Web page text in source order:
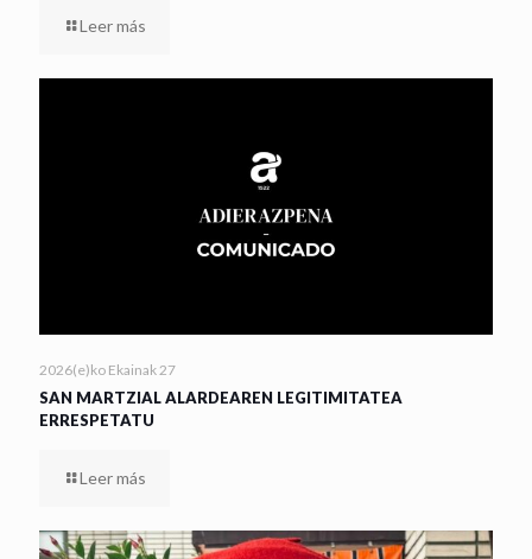
Leer más
2026(e)ko Ekainak 27
SAN MARTZIAL ALARDEAREN LEGITIMITATEA
ERRESPETATU
Leer más